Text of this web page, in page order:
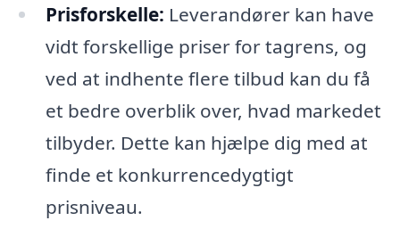
Prisforskelle: Leverandører kan have
vidt forskellige priser for tagrens, og
ved at indhente flere tilbud kan du få
et bedre overblik over, hvad markedet
tilbyder. Dette kan hjælpe dig med at
finde et konkurrencedygtigt
prisniveau.